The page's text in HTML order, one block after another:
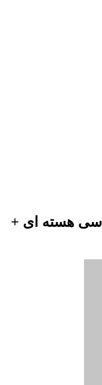
هسته ای +